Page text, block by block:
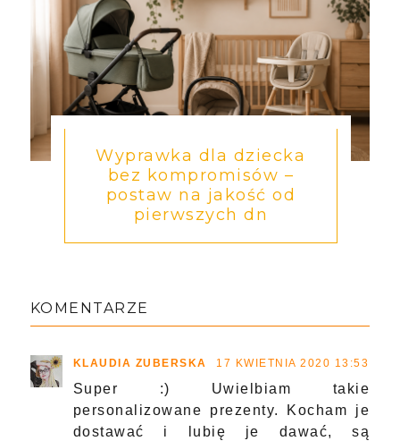
Wyprawka dla dziecka
bez kompromisów –
postaw na jakość od
pierwszych dn
KOMENTARZE
KLAUDIA ZUBERSKA 17 KWIETNIA 2020 13:53
Super :) Uwielbiam takie
personalizowane prezenty. Kocham je
dostawać i lubię je dawać, są